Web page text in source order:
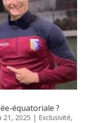
équatoriale ?
21, 2025 | Exclusivité,